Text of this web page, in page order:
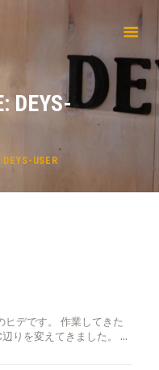
DEYS-
USER
デです。 作業してきた
りを変えてきました。 …